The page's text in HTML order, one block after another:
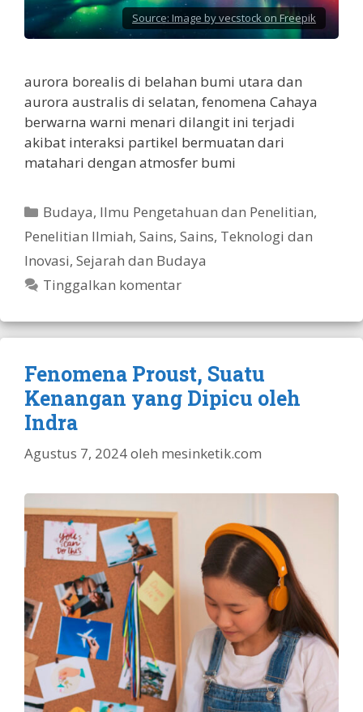
Source: Image by vecstock on Freepik
aurora borealis di belahan bumi utara dan
aurora australis di selatan, fenomena Cahaya
berwarna warni menari dilangit ini terjadi
akibat interaksi partikel bermuatan dari
matahari dengan atmosfer bumi
Kategori
Budaya, Ilmu Pengetahuan dan Penelitian,
Penelitian Ilmiah, Sains, Sains, Teknologi dan
Inovasi, Sejarah dan Budaya
Tinggalkan komentar
Fenomena Proust, Suatu
Kenangan yang Dipicu oleh
Indra
Agustus 7, 2024oleh mesinketik.com